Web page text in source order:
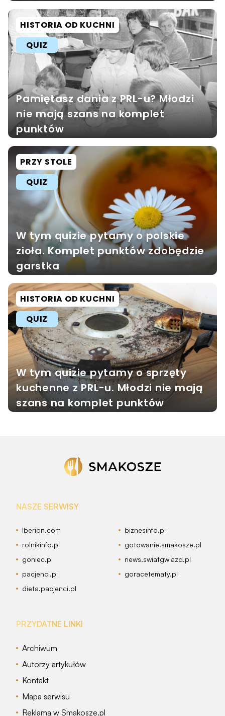
HISTORIA OD KUCHNI
QUIZ
Pamiętasz dania z PRL-u? Młodzi
nie mają szans na komplet
punktów
PRZY STOLE
QUIZ
W tym quizie pytamy o polskie
zioła. Komplet punktów zdobędzie
garstka
HISTORIA OD KUCHNI
QUIZ
W tym quizie pytamy o sprzęty
kuchenne z PRL-u. Młodzi nie mają
szans na komplet punktów
NASZE SERWISY
Iberion.com
biznesinfo.pl
rolnikinfo.pl
gotowanie.smakosze.pl
goniec.pl
news.swiatgwiazd.pl
pacjenci.pl
goracetematy.pl
dieta.pacjenci.pl
PRZYDATNE LINKI
Archiwum
Autorzy artykułów
Kontakt
Mapa serwisu
Reklama w Smakosze.pl